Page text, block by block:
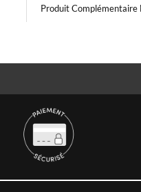
Produit Complémentaire